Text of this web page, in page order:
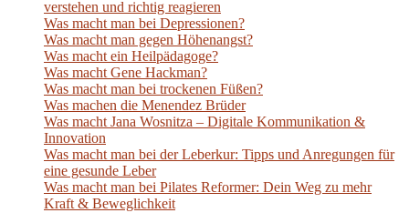
verstehen und richtig reagieren
Was macht man bei Depressionen?
Was macht man gegen Höhenangst?
Was macht ein Heilpädagoge?
Was macht Gene Hackman?
Was macht man bei trockenen Füßen?
Was machen die Menendez Brüder
Was macht Jana Wosnitza – Digitale Kommunikation &
Innovation
Was macht man bei der Leberkur: Tipps und Anregungen für
eine gesunde Leber
Was macht man bei Pilates Reformer: Dein Weg zu mehr
Kraft & Beweglichkeit